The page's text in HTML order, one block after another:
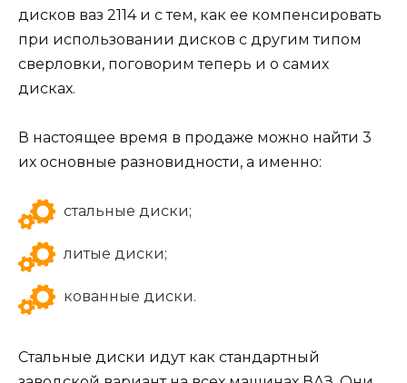
дисков ваз 2114 и с тем, как ее компенсировать
при использовании дисков с другим типом
сверловки, поговорим теперь и о самих
дисках.
В настоящее время в продаже можно найти 3
их основные разновидности, а именно:
стальные диски;
литые диски;
кованные диски.
Стальные диски идут как стандартный